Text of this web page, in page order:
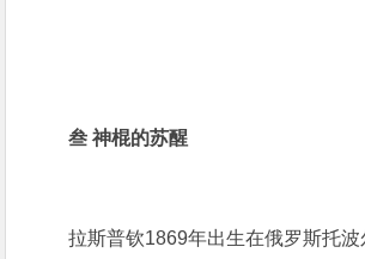
叁 神棍的苏醒
拉斯普钦1869年出生在俄罗斯托